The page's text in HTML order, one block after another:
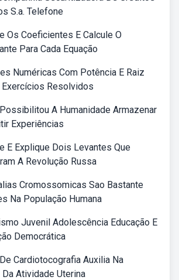
S.a. Telefone
Os Coeficientes E Calcule O
Para Cada Equação
Numéricas Com Potência E Raiz
Exercícios Resolvidos
A Humanidade Armazenar
Experiências
E Explique Dois Levantes Que
A Revolução Russa
Cromossomicas Sao Bastante
Na População Humana
Juvenil Adolescência Educação E
Democrática
Cardiotocografia Auxilia Na
Atividade Uterina